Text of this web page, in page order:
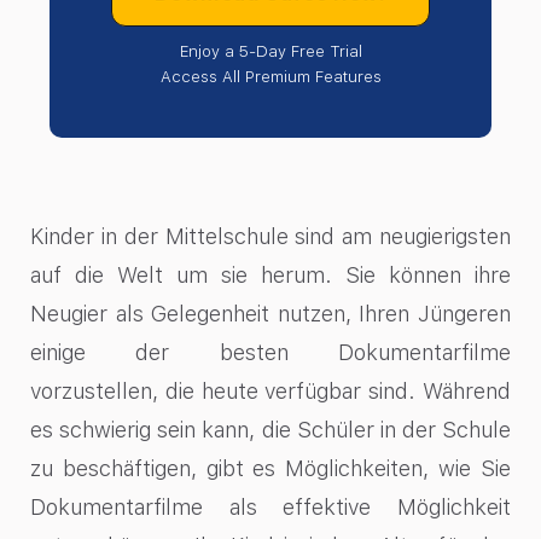
Enjoy a 5-Day Free Trial
Access All Premium Features
Kinder in der Mittelschule sind am neugierigsten
auf die Welt um sie herum. Sie können ihre
Neugier als Gelegenheit nutzen, Ihren Jüngeren
einige der besten Dokumentarfilme
vorzustellen, die heute verfügbar sind. Während
es schwierig sein kann, die Schüler in der Schule
zu beschäftigen, gibt es Möglichkeiten, wie Sie
Dokumentarfilme als effektive Möglichkeit